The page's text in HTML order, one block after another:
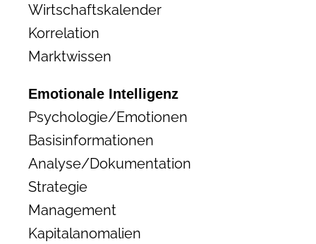
Wirtschaftskalender
Korrelation
Marktwissen
Emotionale Intelligenz
Psychologie/Emotionen
Basisinformationen
Analyse/Dokumentation
Strategie
Management
Kapitalanomalien